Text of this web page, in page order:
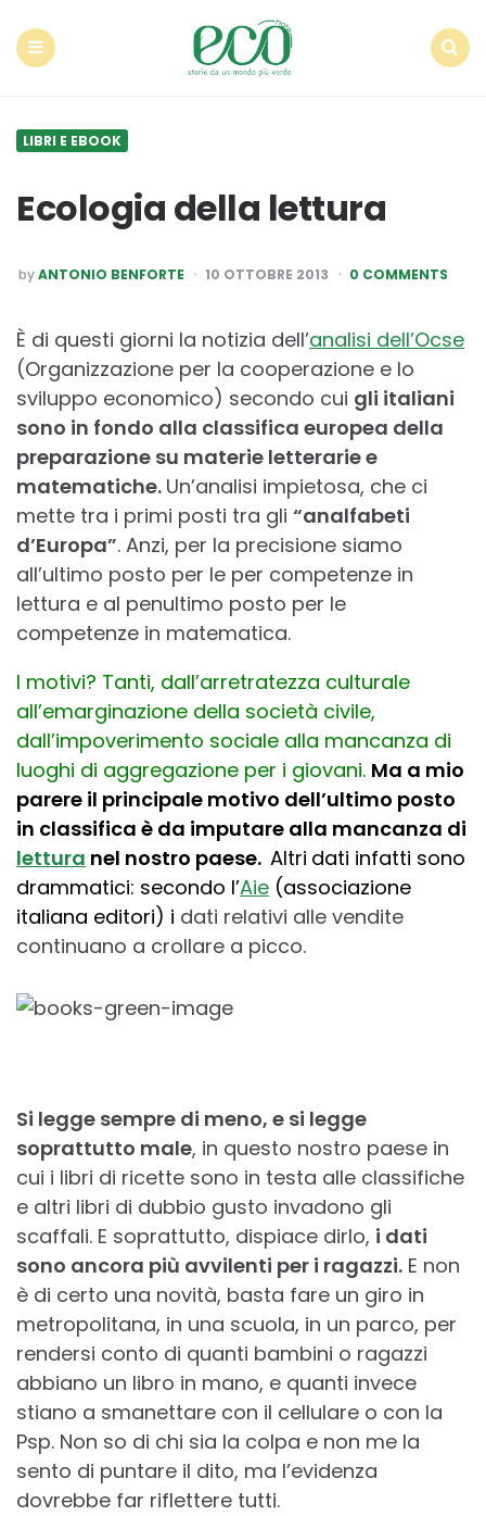
LIBRI E EBOOK
Ecologia della lettura
POSTED
BY
byANTONIO BENFORTE 10 OTTOBRE 2013 0 COMMENTS
È di questi giorni la notizia dell’analisi dell’Ocse
(Organizzazione per la cooperazione e lo
sviluppo economico) secondo cui gli italiani
sono in fondo alla classifica europea della
preparazione su materie letterarie e
matematiche. Un’analisi impietosa, che ci
mette tra i primi posti tra gli “analfabeti
d’Europa”. Anzi, per la precisione siamo
all’ultimo posto per le per competenze in
lettura e al penultimo posto per le
competenze in matematica.
I motivi? Tanti, dall’arretratezza culturale
all’emarginazione della società civile,
dall’impoverimento sociale alla mancanza di
luoghi di aggregazione per i giovani. Ma a mio
parere il principale motivo dell’ultimo posto
in classifica è da imputare alla mancanza di
lettura nel nostro paese. Altri dati infatti sono
drammatici: secondo l’Aie (associazione
italiana editori) i dati relativi alle vendite
continuano a crollare a picco.
Si legge sempre di meno, e si legge
soprattutto male, in questo nostro paese in
cui i libri di ricette sono in testa alle classifiche
e altri libri di dubbio gusto invadono gli
scaffali. E soprattutto, dispiace dirlo, i dati
sono ancora più avvilenti per i ragazzi. E non
è di certo una novità, basta fare un giro in
metropolitana, in una scuola, in un parco, per
rendersi conto di quanti bambini o ragazzi
abbiano un libro in mano, e quanti invece
stiano a smanettare con il cellulare o con la
Psp. Non so di chi sia la colpa e non me la
sento di puntare il dito, ma l’evidenza
dovrebbe far riflettere tutti.